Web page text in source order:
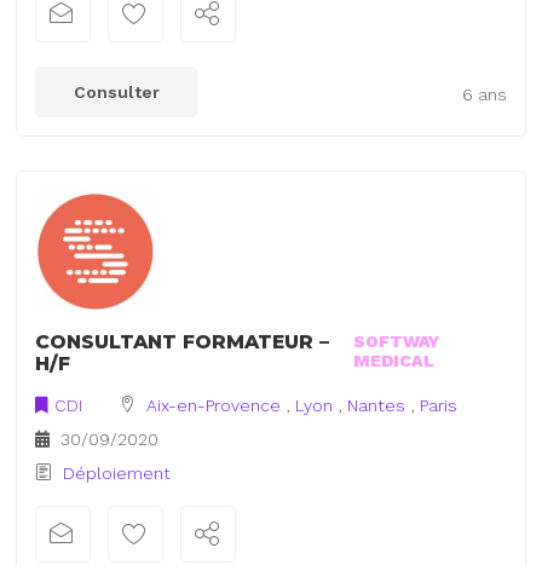
6 ans
Consulter
CONSULTANT FORMATEUR –
H/F
SOFTWAY
MEDICAL
CDI Aix-en-Provence Lyon Nantes
Paris
30/09/2020
Déploiement